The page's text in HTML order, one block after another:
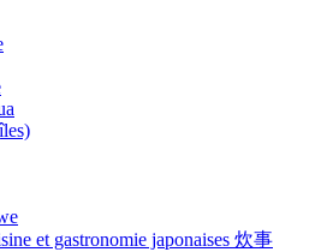
et gastronomie japonaises 炊事